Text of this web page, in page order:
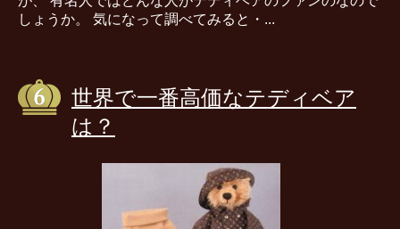
しょうか。 気になって調べてみると・...
世界で一番高価なテディベア
は？